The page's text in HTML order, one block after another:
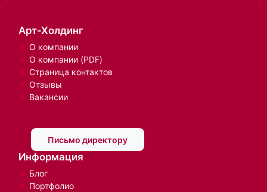
Арт-Холдинг
О компании
О компании (PDF)
Страница контактов
Отзывы
Вакансии
Письмо директору
Информация
Блог
Портфолио